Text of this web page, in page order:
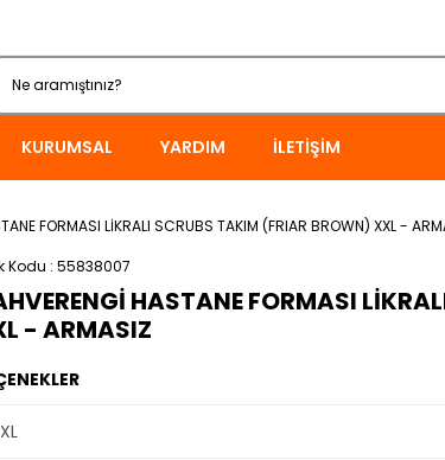
KURUMSAL YARDIM İLETIŞIM
FORMASI LİKRALI SCRUBS TAKIM (FRIAR BROWN) XXL -
Kodu 55838007
HASTANE FORMASI
- ARMASIZ